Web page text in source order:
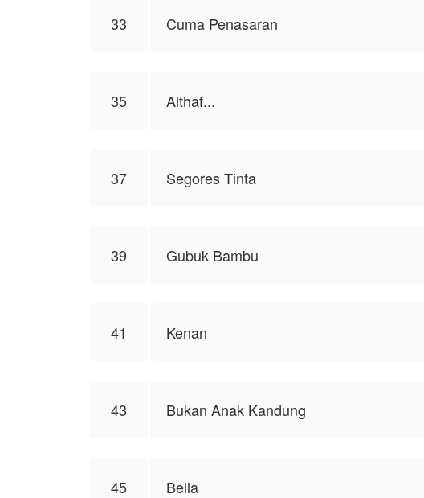
33 Cuma Penasaran
35 Althaf...
37 Segores Tinta
39 Gubuk Bambu
41 Kenan
43 Bukan Anak Kandung
45 Bella